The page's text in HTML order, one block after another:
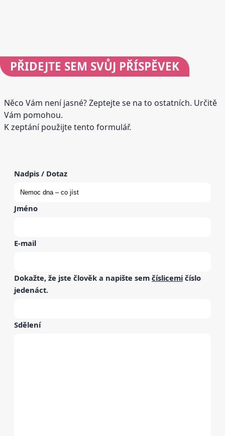
PŘIDEJTE SEM SVŮJ PŘÍSPĚVEK
Něco Vám není jasné? Zeptejte se na to ostatních. Určitě
Vám pomohou.
K zeptání použijte tento formulář.
Nadpis / Dotaz
Jméno
E-mail
Dokažte, že jste člověk a napište sem číslicemi číslo
jedenáct.
Sdělení